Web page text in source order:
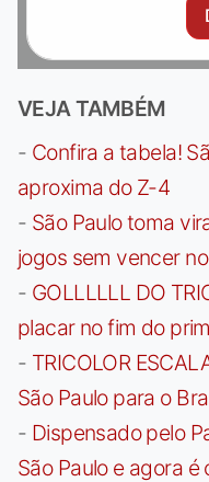
VEJA TAMBÉM
- Confira a tabela!
aproxima do Z-4
- São Paulo toma
jogos sem vencer
- GOLLLLLL DO
placar no fim do
- TRICOLOR
São Paulo para o
- Dispensado pelo
São Paulo e agora